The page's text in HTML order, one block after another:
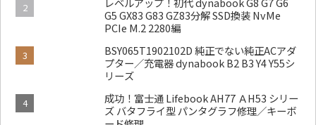
G5 GX83 G83 GZ83分解 SSD換装 NvMe
PCIe M.2 2280編
BSY065T1902102D 純正でない純正ACアダ
プター／充電器 dynabook B2 B3 Y4 Y55シ
リーズ
成功！富士通 Lifebook AH77 ＡH53 シリー
ズ バタフライ型 パンタグラフ修理／キーボ